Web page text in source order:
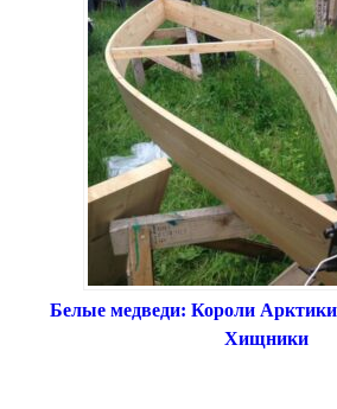
Белые медведи: Короли
Хищники